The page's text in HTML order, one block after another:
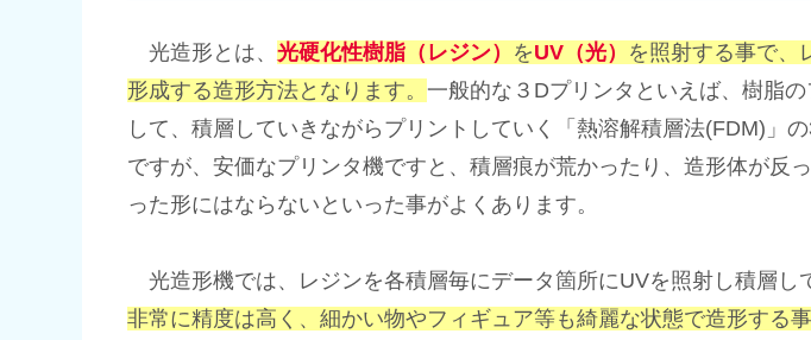
光造形とは、 光硬化性樹脂（レジン） をUV（光） を照射する事で、
形成する造形方法となります。 一般的な３Dプリンタといえば、樹脂
して、積層していきながらプリントしていく「熱溶解積層法(FDM)」
ですが、安価なプリンタ機ですと、積層痕が荒かったり、造形体が反
った形にはならないといった事がよくあります。
光造形機では、レジンを各積層毎にデータ箇所にUVを照射し積層し
非常に精度は高く、細かい物やフィギュア等も綺麗な状態で造形する事